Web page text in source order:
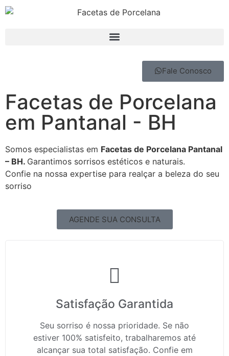
Fale Conosco
Facetas de Porcelana
em Pantanal - BH
Somos especialistas em Facetas de Porcelana Pantanal
– BH. Garantimos sorrisos estéticos e naturais.
Confie na nossa expertise para realçar a beleza do seu
sorriso
AGENDE SUA CONSULTA
Satisfação Garantida
Seu sorriso é nossa prioridade. Se não
estiver 100% satisfeito, trabalharemos até
alcançar sua total satisfação. Confie em